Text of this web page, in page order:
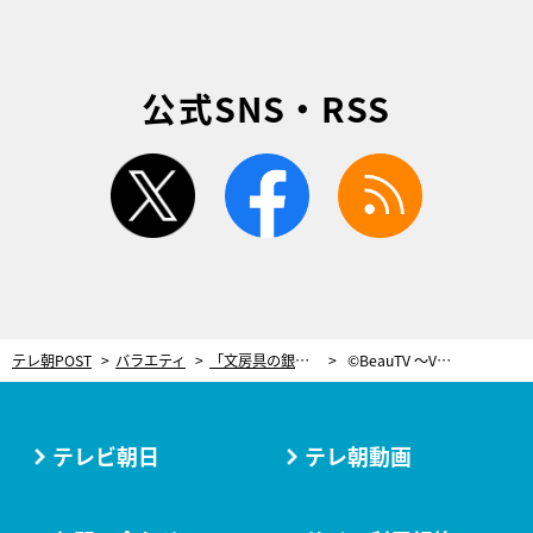
公式SNS・RSS
twitter facebook
テレ朝POST バラエティ 「文房具の銀色丸シール」で簡単にできる！春のグラデーションネイルの作り方 ©BeauTV ～VOCE
テレビ朝日 テレ朝動画